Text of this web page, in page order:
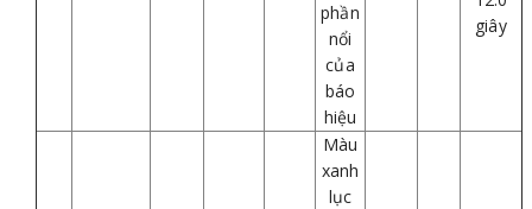
phần
nổi
của
báo
hiệu
giây
Màu
xanh
lục